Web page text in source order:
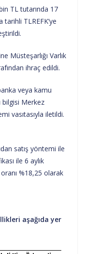
TL tutarında 17
TLREFK’ye
Müsteşarlığı Varlık
ihraç edildi.
veya kamu
bilgisi Merkez
vasıtasıyla iletildi.
satış yöntemi ile
ile 6 aylık
%18,25 olarak
aşağıda yer